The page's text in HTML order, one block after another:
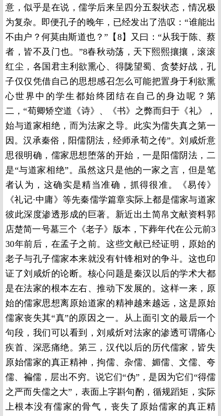
意，似乎是在说，儒学后来呈四分五裂状态，情况极
为复杂。即便孔子的晚年，已经发出了浩叹：“谁能出
不由户？何莫由斯道也？”【8】又曰：“从我于陈、蔡
者，皆不及门也。”8春秋动荡，天下熙熙攘攘，滚滚
红尘，各国君主利欲熏心、得陇望蜀、贪婪好战，孔
子仅仅凭借自己的思想感召怎么可能把置身于利欲熏
心世界中的学生都始终团结在自己的身边呢？第
二，“荀卿矫空道《诗》、《书》之弊而归于《礼》，
始与道家相绝，而为法家之导。此实为儒失真之第一
因。汉承秦俗，阳儒阴法，经师承荀之传”。刘咸炘意
思很明确，儒家思想堕落的开始，一是阳儒阴法，二
是“与道家相绝”。虽然这只是他的一家之言，但是笔
者认为，这确实是精当准确，抓得很准。《易传》
《礼记·中庸》等先秦儒学篇章实际上都是儒家与道家
彼此深度渗透形成的巨著。新近出土简帛文献资料郭
店楚简一号墓三个《老子》版本，下葬年代在公元前3
30年前后，在孟子之前。这些文献已经证明，原始的
老子与孔子儒家本来就没有针锋相对的争斗。这也印
证了刘咸炘的论断。核心问题是秦汉以后的学术大都
是在法家的根本左右、推动下发展的。这样一来，原
始的儒家思想离原始道家的精神越来越远，这是原始
儒家丧失其“真”的原因之一。从上面引文的最后一个
句段，我们可以看到，刘咸炘对法家的渗透可谓痛心
疾首、深恶痛绝。第三，汉代以后的历代儒家，皆失
原始儒家的真正精神，拘儒、杂儒、媚儒、文儒、夸
儒、褊儒，层出不穷。说它们“伪”，是因为它们“得儒
之严而失儒之大”，表面上字斟句酌，循规蹈矩，实际
上根本没有儒家的骨气，丧失了原始儒家的真正精